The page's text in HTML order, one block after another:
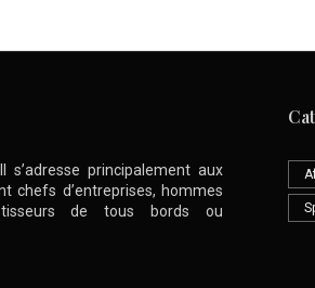
principalement aux
chefs d’entreprises, hommes
de tous bords ou